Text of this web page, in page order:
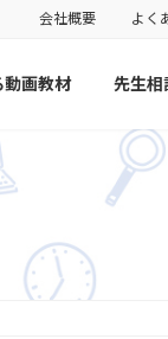
会社概要 よく
動画教材 先生相